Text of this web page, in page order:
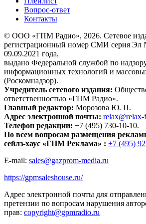
Вопрос-ответ
Контакты
© ООО «ГПМ Радио», 2026. Сетевое
регистрационный номер СМИ серия
09.09.2021 года,
выдано Федеральной службой по
информационных технологий и
(Роскомнадзор).
Учредитель сетевого издания:
ответственностью «ГПМ Радио».
Главный редактор: Морозова Ю. П.
Адрес электронной почты: relax@relax-
Телефон редакции: +7 (495) 730-10-10.
По всем вопросам размещения
сейлз-хаус «ГПМ Реклама» : +7 (495)
E-mail: sales@gazprom-media.ru
https://gpmsaleshouse.ru/
Адрес электронной почты для
претензии по вопросам нарушения
прав: copyright@gpmradio.ru